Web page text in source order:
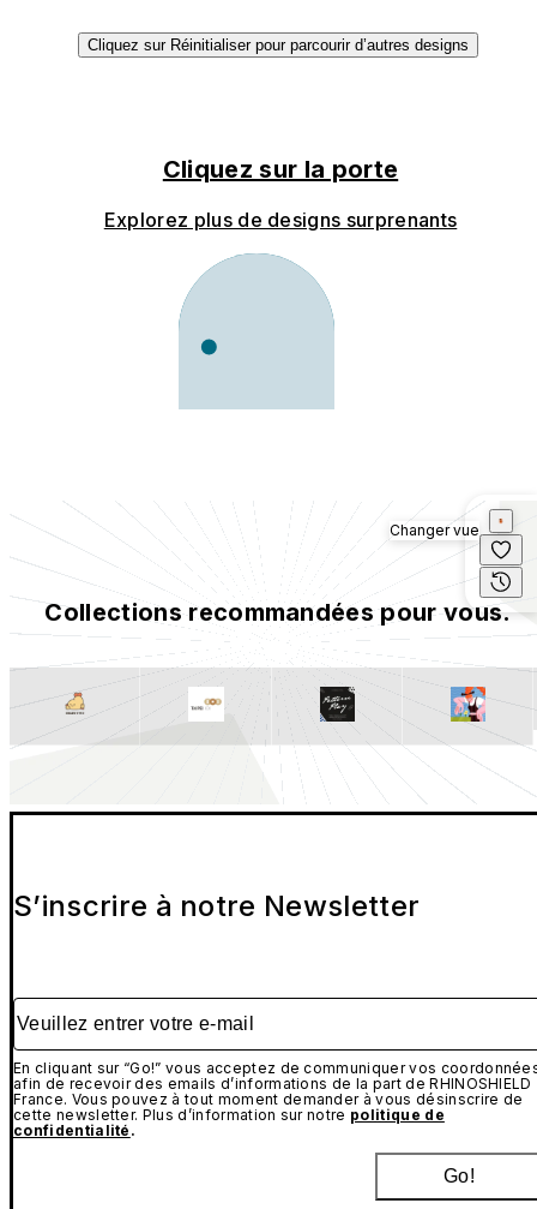
Cliquez sur Réinitialiser pour parcourir d’autres designs
Cliquez sur la porte
Explorez plus de designs surprenants
Collections recommandées pour vous.
Changer vue
S’inscrire à notre Newsletter
Veuillez entrer votre e-mail
En cliquant sur “Go!” vous acceptez de communiquer vos
afin de recevoir des emails d’informations de la part de RHINOSHIELD
France. Vous pouvez à tout moment demander à vous désinscrire de
cette newsletter. Plus d’information sur notre politique de
confidentialité .
Go!